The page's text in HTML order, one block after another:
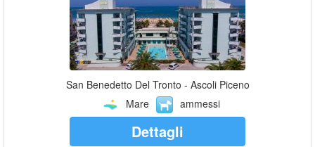
San Benedetto Del Tronto - Ascoli Piceno
Mare
ammessi
Dettagli